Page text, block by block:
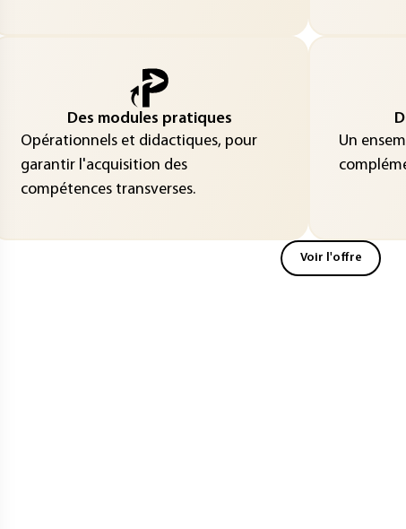
Des modules pratiques
Opérationnels et didactiques, pour
garantir l'acquisition des
compétences transverses.
Un
Voir l'offre